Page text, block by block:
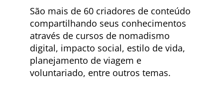
São mais de 60 criadores de conteúdo
compartilhando seus conhecimentos
através de cursos de nomadismo
digital, impacto social, estilo de vida,
planejamento de viagem e
voluntariado, entre outros temas.